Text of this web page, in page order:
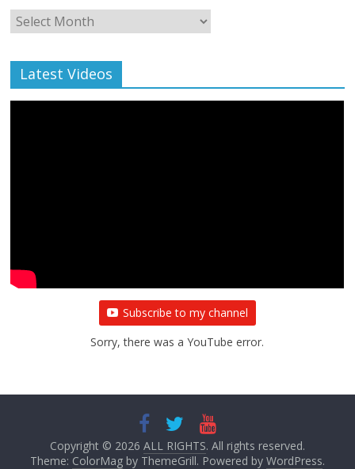
Monthly
Archive
Latest Videos
Subscribe to my channel
Sorry, there was a YouTube error.
Copyright © 2026 ALL RIGHTS. All rights reserved.
Theme: ColorMagby ThemeGrill. Powered by WordPress.